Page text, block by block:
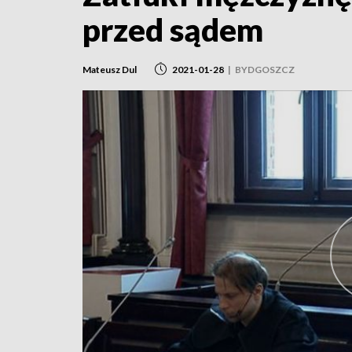
przed sądem
Mateusz Dul 2021-01-28 | BYDGOSZCZ